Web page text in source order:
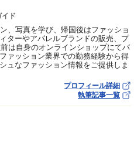
イド
、写真を学び、帰国後はファッショ
ターやアパレルブランドの販売、プ
は自身のオンラインショップにてバ
ァッション業界での勤務経験から得
ュなファッション情報をご提供しま
プロフィール詳細
執筆記事一覧